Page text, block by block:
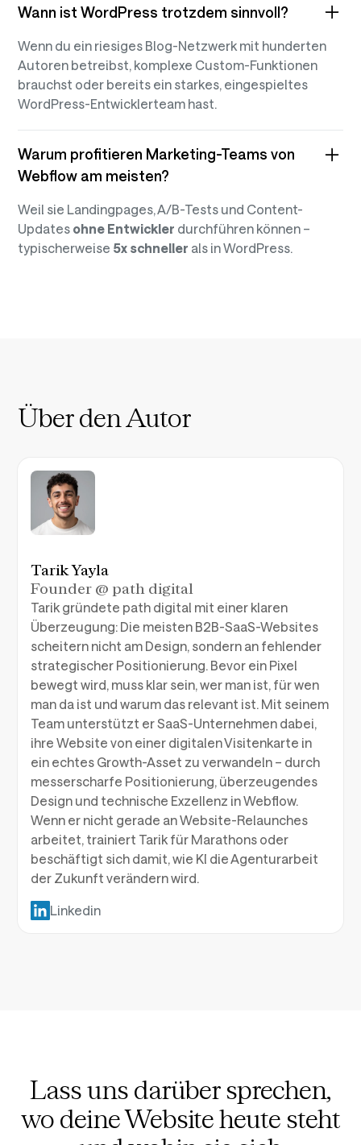
Wann ist WordPress trotzdem sinnvoll?
Wenn du ein riesiges Blog-Netzwerk mit hunderten
Autoren betreibst, komplexe Custom-Funktionen
brauchst oder bereits ein starkes, eingespieltes
WordPress-Entwicklerteam hast.‍
Warum profitieren Marketing-Teams von
Webflow am meisten?
Weil sie Landingpages, A/B-Tests und Content-
Updates ohne Entwickler durchführen können –
typischerweise 5x schneller als in WordPress.
Über den Autor
Tarik Yayla
Founder @ path digital
Tarik gründete path digital mit einer klaren
Überzeugung: Die meisten B2B-SaaS-Websites
scheitern nicht am Design, sondern an fehlender
strategischer Positionierung. Bevor ein Pixel
bewegt wird, muss klar sein, wer man ist, für wen
man da ist und warum das relevant ist. Mit seinem
Team unterstützt er SaaS-Unternehmen dabei,
ihre Website von einer digitalen Visitenkarte in
ein echtes Growth-Asset zu verwandeln – durch
messerscharfe Positionierung, überzeugendes
Design und technische Exzellenz in Webflow.
Wenn er nicht gerade an Website-Relaunches
arbeitet, trainiert Tarik für Marathons oder
beschäftigt sich damit, wie KI die Agenturarbeit
der Zukunft verändern wird.
Linkedin
Lass uns darüber sprechen,
wo deine Website heute steht